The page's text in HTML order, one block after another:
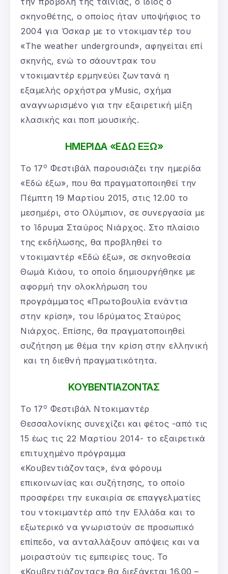
σκηνοθέτης, ο οποίος ήταν υποψήφιος το
2004 για Όσκαρ με το ντοκιμαντέρ του
«The weather underground», αφηγείται επί
σκηνής, ενώ το σάουντρακ του
ντοκιμαντέρ ερμηνεύει ζωντανά η
εξαμελής ορχήστρα yMusic, σχήμα
αναγνωρισμένο για την εξαιρετική μίξη
κλασικής και ποπ μουσικής.
ΗΜΕΡΙΔΑ «ΕΔΩ ΕΞΩ»
Το 17 ο Φεστιβάλ παρουσιάζει την ημερίδα
«Εδώ έξω», που θα πραγματοποιηθεί την
Πέμπτη 19 Μαρτίου 2015, στις 12.00 το
μεσημέρι, στο Ολύμπιον, σε συνεργασία με
το Ίδρυμα Σταύρος Νιάρχος. Στο πλαίσιο
της εκδήλωσης, θα προβληθεί το
ντοκιμαντέρ «Εδώ έξω», σε σκηνοθεσία
Θωμά Κιάου, το οποίο δημιουργήθηκε με
αφορμή την ολοκλήρωση του
προγράμματος «Πρωτοβουλία ενάντια
στην κρίση», του Ιδρύματος Σταύρος
Νιάρχος. Επίσης, θα πραγματοποιηθεί
συζήτηση με θέμα την κρίση στην ελληνική
και τη διεθνή πραγματικότητα.
ΚΟΥΒΕΝΤΙΑΖΟΝΤΑΣ
Το 17 ο Φεστιβάλ Ντοκιμαντέρ
Θεσσαλονίκης συνεχίζει και φέτος -από τις
15 έως τις 22 Μαρτίου 2014- το εξαιρετικά
επιτυχημένο πρόγραμμα
«Κουβεντιάζοντας», ένα φόρουμ
επικοινωνίας και συζήτησης, το οποίο
προσφέρει την ευκαιρία σε επαγγελματίες
του ντοκιμαντέρ από την Ελλάδα και το
εξωτερικό να γνωριστούν σε προσωπικό
επίπεδο, να ανταλλάξουν απόψεις και να
μοιραστούν τις εμπειρίες τους. To
«Κουβεντιάζοντας» θα διεξάγεται 16.00 –